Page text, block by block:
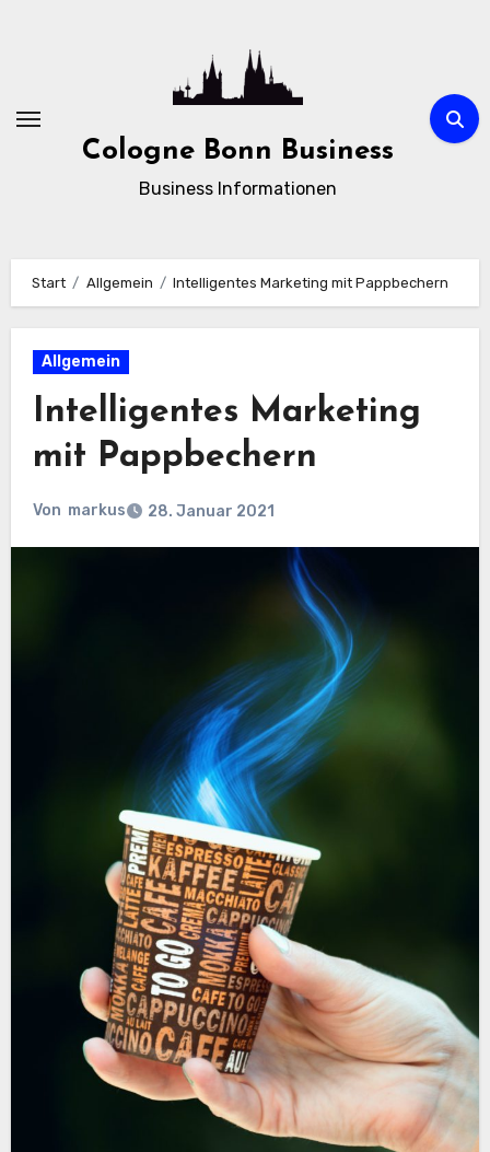
Cologne Bonn Business
Business Informationen
Start Allgemein Intelligentes Marketing mit Pappbechern
Allgemein
Intelligentes Marketing
mit Pappbechern
Von markus 28. Januar 2021